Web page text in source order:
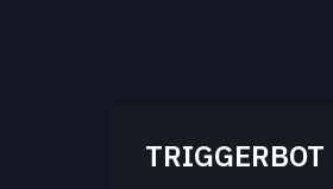
TRIGGERBOT